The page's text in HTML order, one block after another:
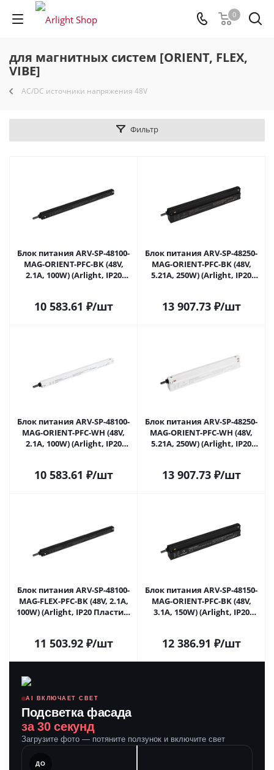
0
для магнитных систем [ORIENT, FLEX,
VIBE]
AC/DC источники напряжения 48V
Фильтр
Блок питания ARV-SP-48100-
MAG-ORIENT-PFC-BK (48V,
2.1A, 100W) (Arlight, IP20
10 583.61 ₽/шт
Блок питания ARV-SP-48250-
MAG-ORIENT-PFC-BK (48V,
5.21A, 250W) (Arlight, IP20
13 907.73₽/шт
Блок питания ARV-SP-48100-
MAG-ORIENT-PFC-WH (48V,
2.1A, 100W) (Arlight, IP20
10 583.61 ₽/шт
Блок питания ARV-SP-48250-
MAG-ORIENT-PFC-WH (48V,
5.21A, 250W) (Arlight, IP20
13 907.73₽/шт
Блок питания ARV-SP-48100-
MAG-FLEX-PFC-BK (48V, 2.1A,
100W) (Arlight, IP20 Пластик,
11 503.92₽/шт
Блок питания ARV-SP-48150-
MAG-ORIENT-PFC-BK (48V,
3.1A, 150W) (Arlight, IP20
12 386.91 ₽/шт
AI ВКЛЮЧАЕТ СВЕТ
Подсветка фасада
за 30 секунд
Загрузите фото — потяните ползунок и включите свет
ДО